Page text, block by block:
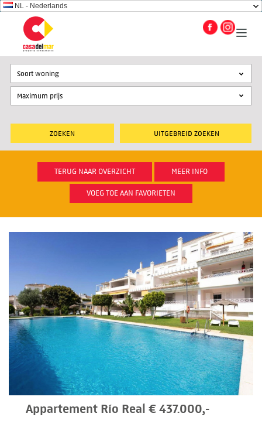
NL - Nederlands
UITGEBREID ZOEKEN
Soort woning
TERUG NAAR OVERZICHT MEER INFO
VOEG TOE AAN FAVORIETEN
Appartement Río Real € 437.000,-